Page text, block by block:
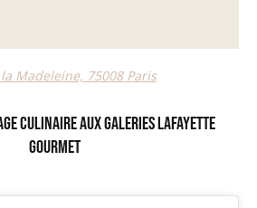
Madeleine, 75008 Paris
culinaire aux Galeries Lafayette
Gourmet